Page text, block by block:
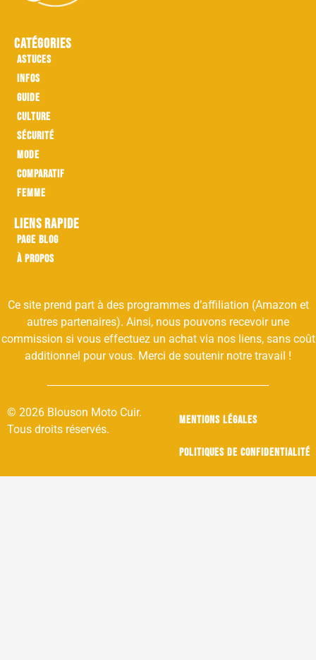
Catégories
Astuces
Infos
Guide
Culture
Sécurité
Mode
Comparatif
Femme
Liens rapide
Page Blog
À propos
Ce site prend part à des programmes d’affiliation (Amazon et
autres partenaires). Ainsi, nous pouvons recevoir une
commission si vous effectuez un achat via nos liens, sans coût
additionnel pour vous. Merci de soutenir notre travail !
© 2026 Blouson Moto Cuir.
Tous droits réservés.
Mentions légales
Politiques de confidentialité